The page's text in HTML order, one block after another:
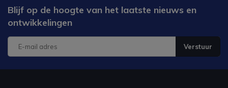
Blijf op de hoogte van het laatste nieuws en
ontwikkelingen
Verstuur